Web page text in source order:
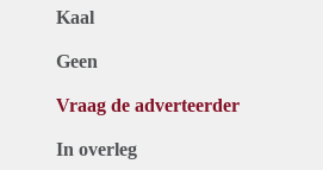
Kaal
Geen
Vraag de adverteerder
In overleg